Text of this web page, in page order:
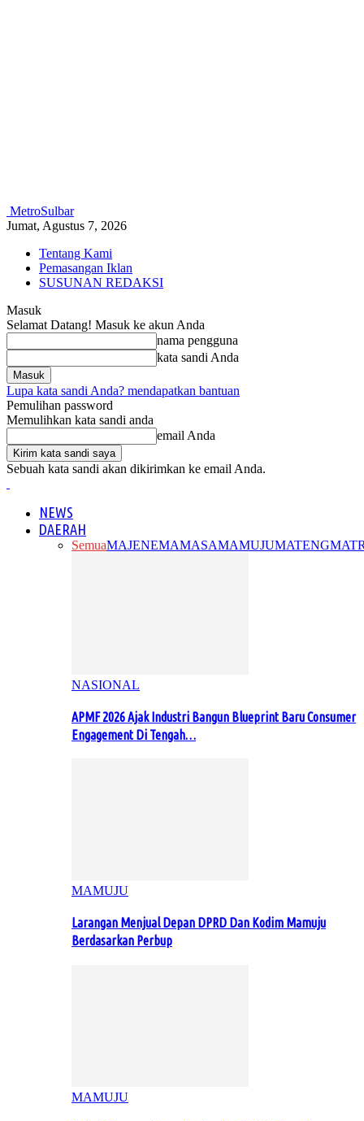
MetroSulbar
Jumat, Agustus 7, 2026
Tentang Kami
Pemasangan Iklan
SUSUNAN REDAKSI
Masuk
Selamat Datang! Masuk ke akun Anda
nama pengguna
kata sandi Anda
Lupa kata sandi Anda? mendapatkan bantuan
Pemulihan password
Memulihkan kata sandi anda
email Anda
Sebuah kata sandi akan dikirimkan ke email Anda.
NEWS
DAERAH
SemuaMAJENEMAMASAMAMUJUMATENG
NASIONAL
APMF 2026 Ajak Industri Bangun Blueprint Baru Consumer
Engagement Di Tengah…
MAMUJU
Larangan Menjual Depan DPRD Dan Kodim Mamuju
Berdasarkan Perbup
MAMUJU